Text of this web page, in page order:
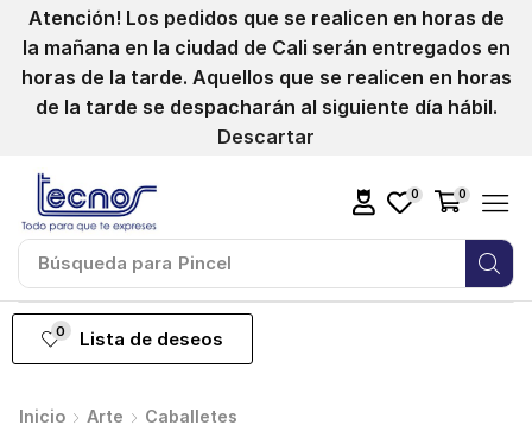
Atención! Los pedidos que se realicen en horas de
la mañana en la ciudad de Cali serán entregados en
horas de la tarde. Aquellos que se realicen en horas
de la tarde se despacharán al siguiente día hábil.
Descartar
Búsqueda para Pincel
0 0
0 Lista de deseos
Inicio Arte Caballetes